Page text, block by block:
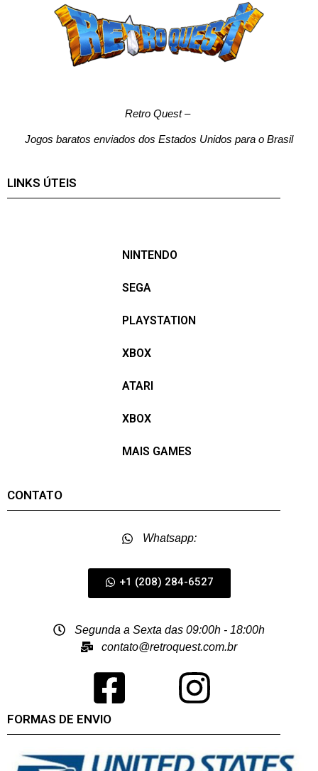
Retro Quest–
Jogos baratos enviados dos Estados Unidos para o Brasil
LINKS ÚTEIS
NINTENDO
SEGA
PLAYSTATION
XBOX
ATARI
XBOX
MAIS GAMES
CONTATO
Whatsapp:
+1 (208) 284-6527
Segunda a Sexta das 09:00h - 18:00h
contato@retroquest.com.br
FORMAS DE ENVIO